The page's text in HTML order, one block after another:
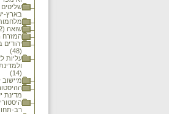
בארץ-
מלחמות
שואה (52)
המזרח
יהודים
(48)
עליות
(14)
מיישוב
מדינת
רב-